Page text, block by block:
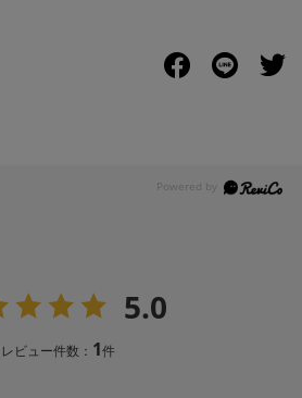
5.0
レビュー件数： 1件